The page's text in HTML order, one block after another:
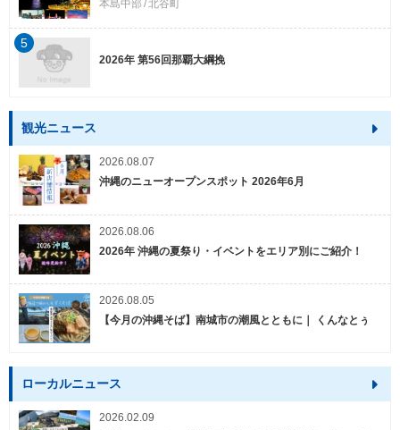
本島中部 北谷町
2026年 第56回那覇大綱挽
5
観光ニュース
2026.08.07
沖縄のニューオープンスポット 2026年6月
2026.08.06
2026年 沖縄の夏祭り・イベントをエリア別にご紹介！
2026.08.05
【今月の沖縄そば】南城市の潮風とともに｜ くんなとぅ
ローカルニュース
2026.02.09